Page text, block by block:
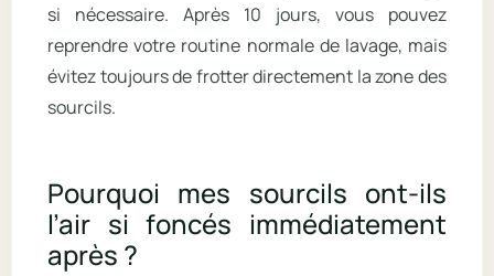
si nécessaire. Après 10 jours, vous pouvez
reprendre votre routine normale de lavage, mais
évitez toujours de frotter directement la zone des
sourcils.
Pourquoi mes sourcils ont-ils
l’air si foncés immédiatement
après ?